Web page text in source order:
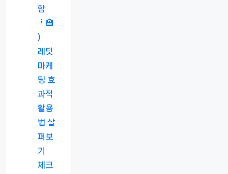
함
👨‍🏫
)
레딧
마케
팅 효
과적
활용
법 살
펴보
기
체크